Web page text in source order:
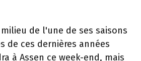
milieu de l'une de ses saisons
de ces dernières années
à Assen ce week-end, mais